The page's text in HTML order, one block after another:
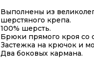
Выполнены из
шерстяного крепа.
100% шерсть.
Брюки прямого кроя со
Застежка на крючок и
Два боковых кармана.